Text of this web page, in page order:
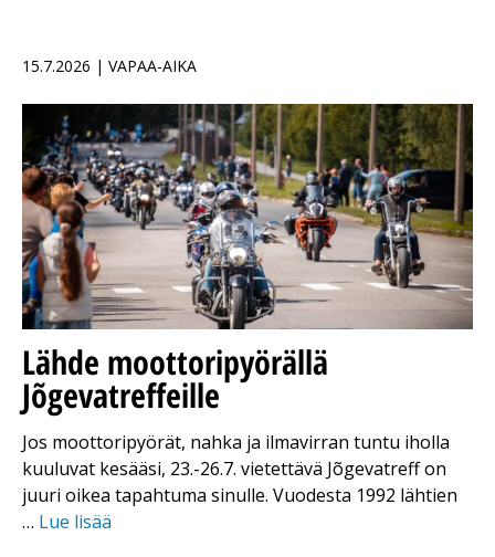
15.7.2026 | VAPAA-AIKA
Lähde moottoripyörällä
Jõgevatreffeille
Jos moottoripyörät, nahka ja ilmavirran tuntu iholla
kuuluvat kesääsi, 23.-26.7. vietettävä Jõgevatreff on
juuri oikea tapahtuma sinulle. Vuodesta 1992 lähtien
… Lue lisää